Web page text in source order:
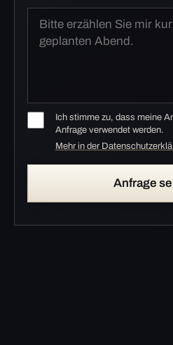
Ich stimme zu, dass meine
Anfrage verwendet werden.
Mehr in der
Anfrage